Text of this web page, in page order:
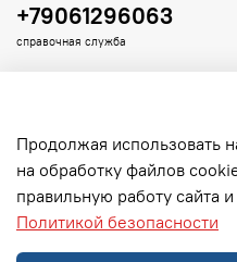
Клиенту
Информация
+79061296063
справочная служба
Продолжая использовать
на обработку файлов
правильную работу сайта
Политикой безопасности